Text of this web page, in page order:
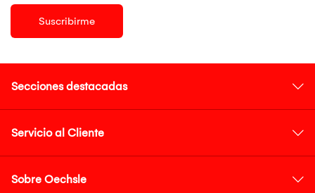
Suscribirme
Secciones destacadas
Servicio al Cliente
Sobre Oechsle